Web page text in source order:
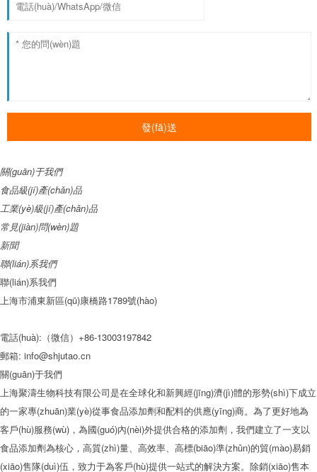
發(fā)送
關(guān)于我們
食品級(jí)產(chǎn)品
工業(yè)級(jí)產(chǎn)品
常見(jiàn)問(wèn)題
新聞
聯(lián)系我們
聯(lián)系我們
上海市浦東新區(qū)康橋路1789號(hào)
電話(huà):（微信）+86-13003197842
郵箱: info@shjutao.cn
關(guān)于我們
上海聚濤生物科技有限公司是在全球化和新興經(jīng)濟(jì)體的形勢(shì)下成立
的一家專(zhuān)業(yè)從事食品添加劑和配料的供應(yīng)商。為了更好地為
客戶(hù)服務(wù)，為國(guó)內(nèi)外提供合格的添加劑，我們建立了一支以
食品添加劑為核心，高質(zhì)量、高效率、高標(biāo)準(zhǔn)的貿(mào)易銷
(xiāo)售隊(duì)伍，致力于為客戶(hù)提供一站式的解決方案。除銷(xiāo)售本